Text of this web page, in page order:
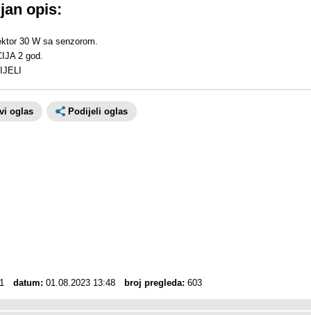
opis:
30 W sa senzorom.
2 god.
oglas Podijeli oglas
datum: 01.08.2023 13:48 broj pregleda: 603